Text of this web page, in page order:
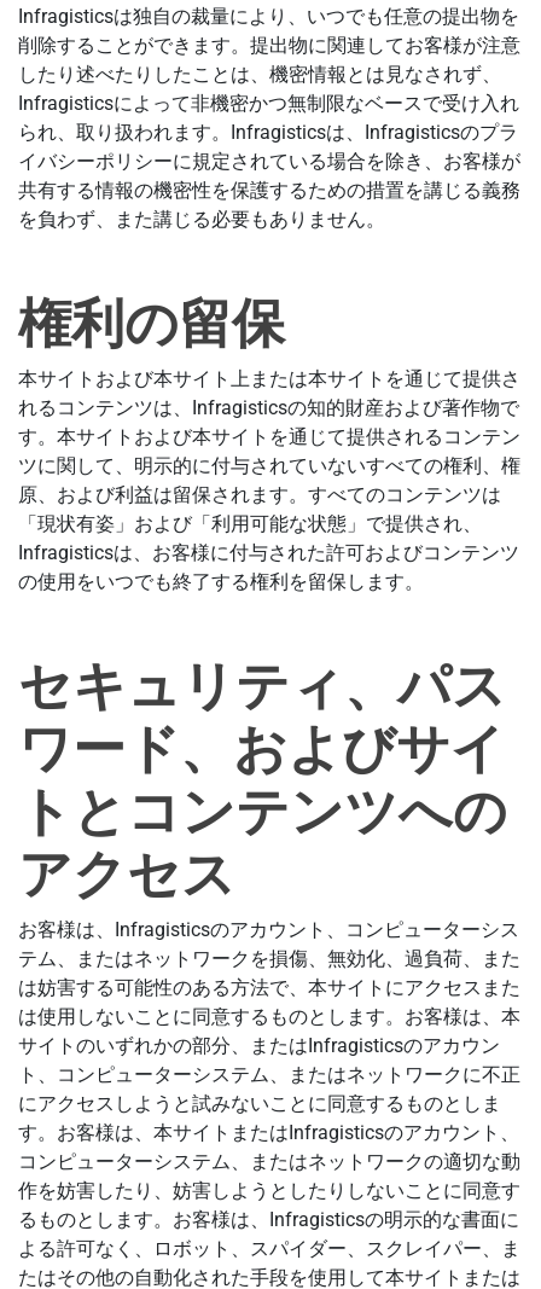
Infragisticsは独自の裁量により、いつでも任意の提出物を
削除することができます。提出物に関連してお客様が注意
したり述べたりしたことは、機密情報とは見なされず、
Infragisticsによって非機密かつ無制限なベースで受け入れ
られ、取り扱われます。Infragisticsは、Infragisticsのプラ
イバシーポリシーに規定されている場合を除き、お客様が
共有する情報の機密性を保護するための措置を講じる義務
を負わず、また講じる必要もありません。
権利の留保
本サイトおよび本サイト上または本サイトを通じて提供さ
れるコンテンツは、Infragisticsの知的財産および著作物で
す。本サイトおよび本サイトを通じて提供されるコンテン
ツに関して、明示的に付与されていないすべての権利、権
原、および利益は留保されます。すべてのコンテンツは
「現状有姿」および「利用可能な状態」で提供され、
Infragisticsは、お客様に付与された許可およびコンテンツ
の使用をいつでも終了する権利を留保します。
セキュリティ、パス
ワード、およびサイ
トとコンテンツへの
アクセス
お客様は、Infragisticsのアカウント、コンピューターシス
テム、またはネットワークを損傷、無効化、過負荷、また
は妨害する可能性のある方法で、本サイトにアクセスまた
は使用しないことに同意するものとします。お客様は、本
サイトのいずれかの部分、またはInfragisticsのアカウン
ト、コンピューターシステム、またはネットワークに不正
にアクセスしようと試みないことに同意するものとしま
す。お客様は、本サイトまたはInfragisticsのアカウント、
コンピューターシステム、またはネットワークの適切な動
作を妨害したり、妨害しようとしたりしないことに同意す
るものとします。お客様は、Infragisticsの明示的な書面に
よる許可なく、ロボット、スパイダー、スクレイパー、ま
たはその他の自動化された手段を使用して本サイトまたは